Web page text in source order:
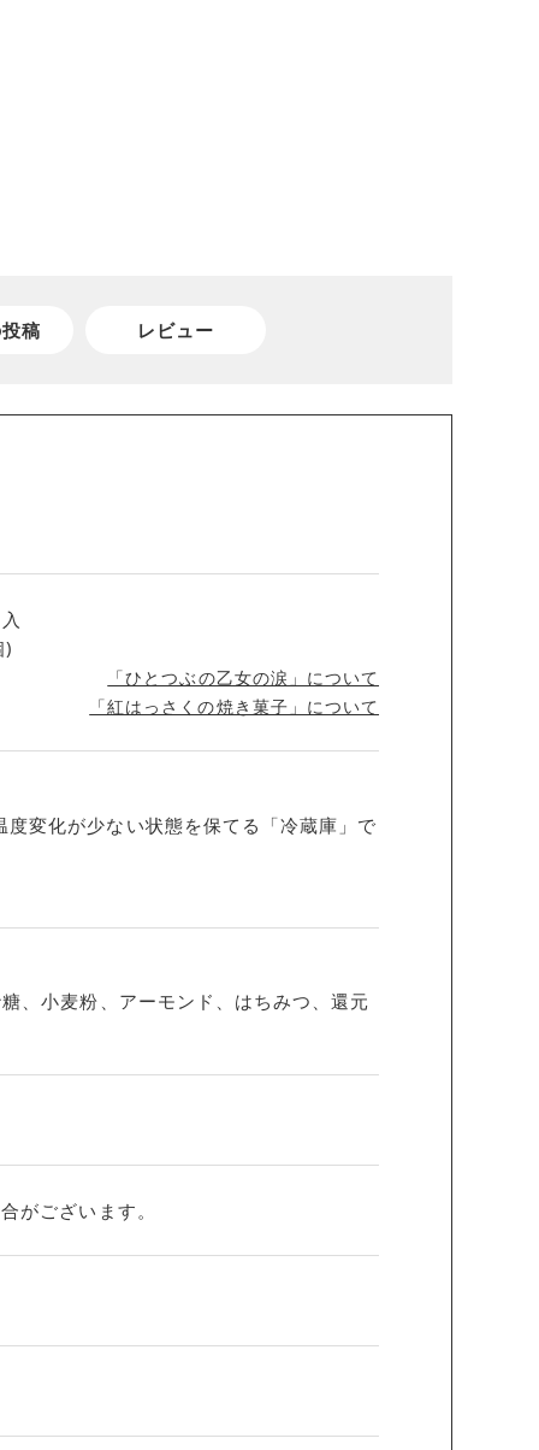
稿 レビュー
)
「ひとつぶの乙女の涙」について
「紅はっさくの焼き菓子」について
変化が少ない状態を保てる「冷蔵庫」で
、小麦粉、アーモンド、はちみつ、還元
がございます。